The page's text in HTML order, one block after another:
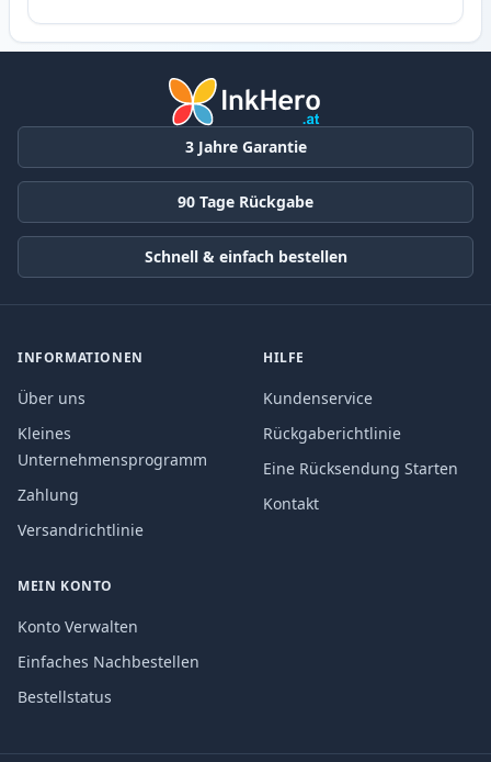
3 Jahre Garantie
90 Tage Rückgabe
Schnell & einfach bestellen
INFORMATIONEN
Über uns
Kleines
Unternehmensprogramm
Zahlung
Versandrichtlinie
HILFE
Kundenservice
Rückgaberichtlinie
Eine Rücksendung Starten
Kontakt
MEIN KONTO
Konto Verwalten
Einfaches Nachbestellen
Bestellstatus